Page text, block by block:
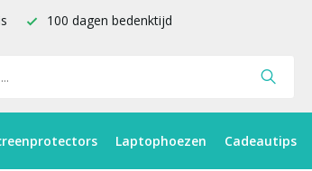
100 dagen bedenktijd
Laptophoezen Cadeautips